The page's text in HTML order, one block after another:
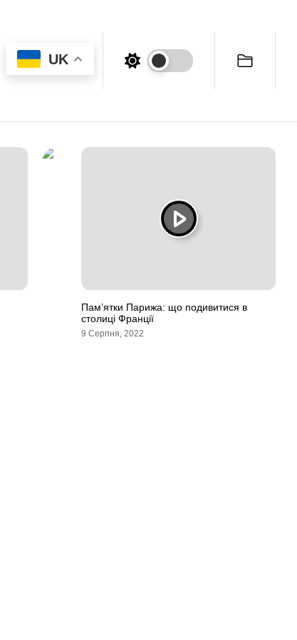
UK
Пам’ятки Парижа: що подивитися в
столиці Франції
9 Серпня, 2022